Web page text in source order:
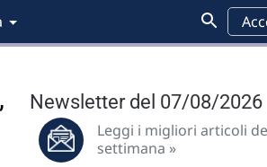
Newsletter del 07/08/2026
Leggi i migliori articoli
settimana »